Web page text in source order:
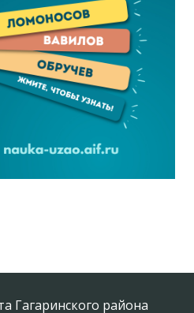
Гагаринского района